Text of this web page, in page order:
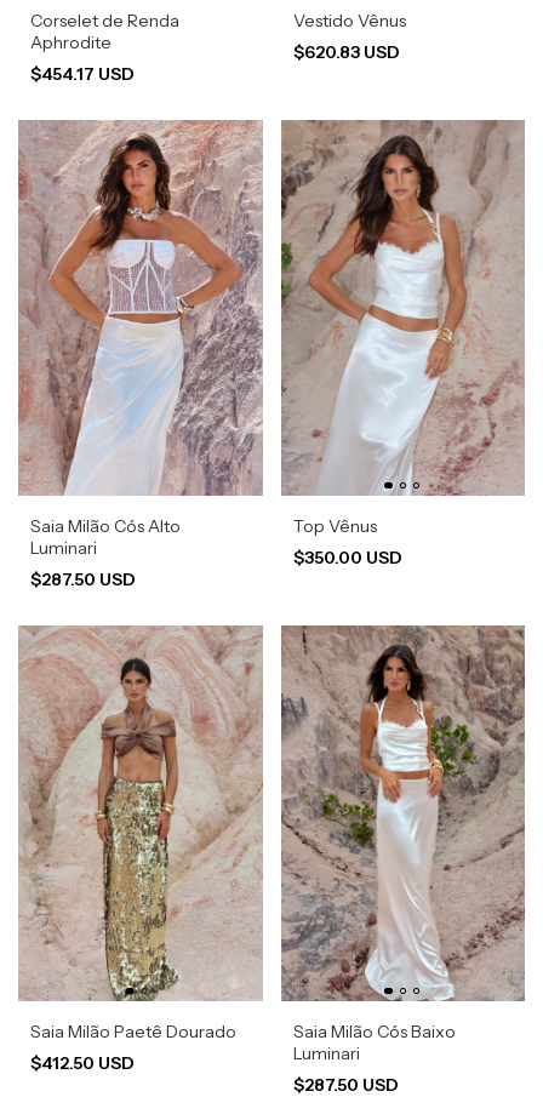
Corselet de Renda
Aphrodite
$454.17 USD
Vestido Vênus
$620.83 USD
Saia Milão Cós Alto
Luminari
$287.50 USD
Top Vênus
$350.00 USD
Saia Milão Paetê Dourado
$412.50 USD
Saia Milão Cós Baixo
Luminari
$287.50 USD